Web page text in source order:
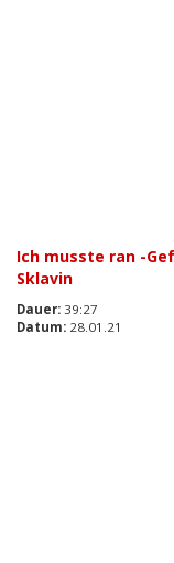
Ich musste ran -
Sklavin
Dauer: 39:27
Datum: 28.01.21